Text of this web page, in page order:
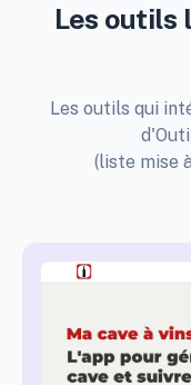
Les outils
Les outils qui
(liste mise